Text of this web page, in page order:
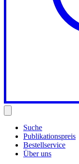
Suche
Publikationspreis
Bestellservice
Über uns